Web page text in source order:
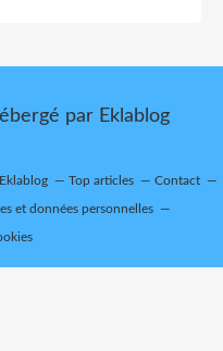
par Eklablog
Top articles Contact
et données personnelles